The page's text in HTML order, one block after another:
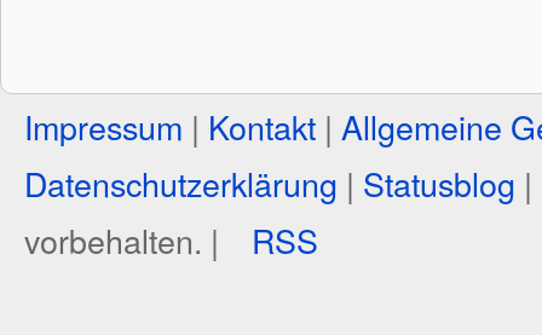
Impressum | Kontakt | Allgemeine
Datenschutzerklärung | Statusblog |
vorbehalten. |
RSS